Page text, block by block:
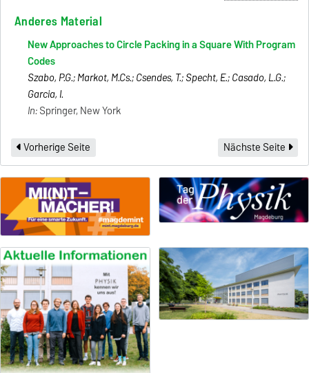
Anderes Material
New Approaches to Circle Packing in a Square With Program
Codes
Szabo, P.G.; Markot, M.Cs.; Csendes, T.; Specht, E.; Casado, L.G.;
Garcia, I.
In:Springer, New York
Vorherige Seite Nächste Seite